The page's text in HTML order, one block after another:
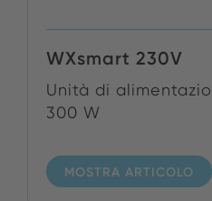
WXsmart 230V
Unità di
300 W
MOSTRA ARTICOLO